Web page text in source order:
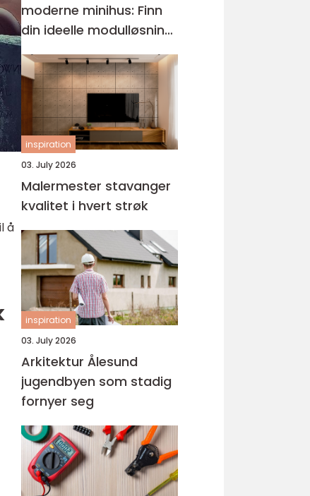
å
moderne minihus: Finn
din ideelle modulløsning
og minihus på egen
tomt
inspiration
03. July 2026
Malermester stavanger
kvalitet i hvert strøk
inspiration
03. July 2026
Arkitektur Ålesund
jugendbyen som stadig
fornyer seg